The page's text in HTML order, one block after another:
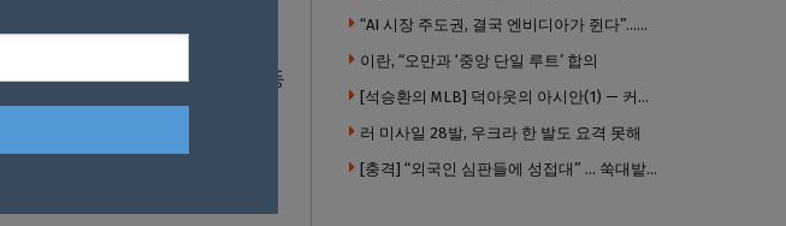
야생 동물 사육 농장으로 이동
다”며 “땅으로 점프한 뒤 풀
“AI 시장 주도권, 결국 엔비디아가 쥔다”…모건스탠리 장담
이란, “오만과 ‘중앙 단일 루트’ 합의
[석승환의 MLB] 덕아웃의 아시안(1) — 커트 스즈키가 우리에게 묻는 것
러 미사일 28발, 우크라 한 발도 요격 못해
[충격] “외국인 심판들에 성접대” … 쑥대밭된 축협 어디까지 추락하나